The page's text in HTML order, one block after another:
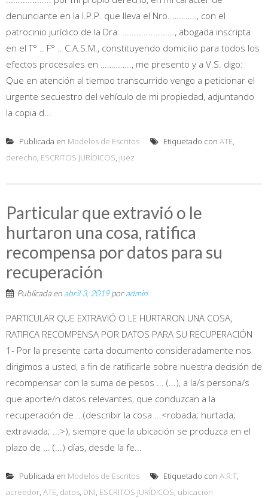
denunciante en la I.P.P. que lleva el Nro. ……….., con el
patrocinio jurídico de la Dra. ......................, abogada inscripta
en el T° .. F° .. C.A.S.M., constituyendo domicilio para todos los
efectos procesales en ………….., me presento y a V.S. digo:
Que en atención al tiempo transcurrido vengo a peticionar el
urgente secuestro del vehículo de mi propiedad, adjuntando
la copia d...
Publicada en Modelos de Escritos Etiquetado con ATE,
derecho, ESCRITOS JURÍDICOS, juez
Particular que extravió o le
hurtaron una cosa, ratifica
recompensa por datos para su
recuperación
Publicada en abril 3, 2019poradmin
PARTICULAR QUE EXTRAVIÓ O LE HURTARON UNA COSA,
RATIFICA RECOMPENSA POR DATOS PARA SU RECUPERACIÓN
1- Por la presente carta documento consideradamente nos
dirigimos a usted, a fin de ratificarle sobre nuestra decisión de
recompensar con la suma de pesos ... (...), a la/s persona/s
que aporte/n datos relevantes, que conduzcan a la
recuperación de ...(describir la cosa ...<robada; hurtada;
extraviada; ...>), siempre que la ubicación se produzca en el
plazo de ... (...) días, desde la fe...
Publicada en Modelos de Escritos Etiquetado con A.R.T,
acreedor, ATE, datos, DNI, ESCRITOS JURÍDICOS, ubicación